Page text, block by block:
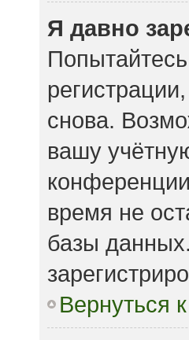
Я давно
снова.
вашу
время не
базы
Вернуться